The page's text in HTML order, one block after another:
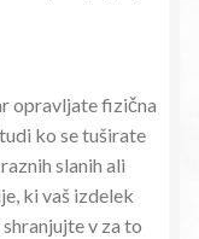
opravljate fizična
ko se tuširate
slanih ali
ki vaš izdelek
v za to